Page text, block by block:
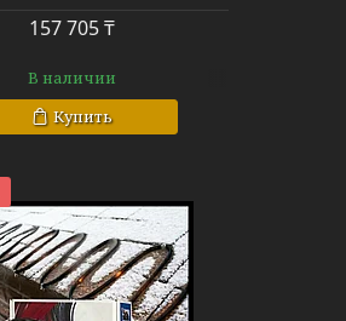
157 705 ₸
В наличии
Купить